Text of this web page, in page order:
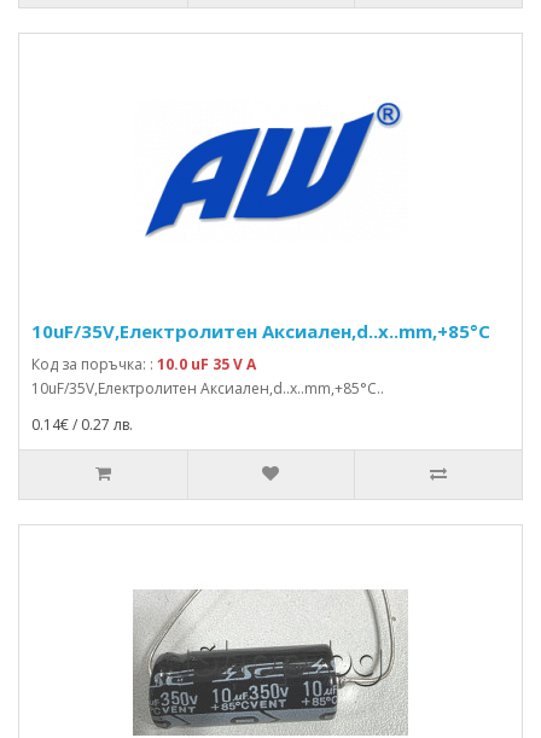
10uF/35V,Електролитен Аксиален,d..x..mm,+85°C
Код за поръчка: : 10.0 uF 35 V A
10uF/35V,Електролитен Аксиален,d..x..mm,+85°C..
0.14€ / 0.27 лв.